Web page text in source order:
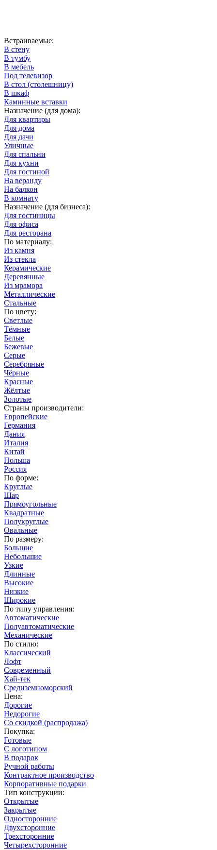
Встраиваемые:
В стену
В тумбу
В мебель
Под телевизор
В стол (столешницу)
В шкаф
Каминные вставки
Назначение (для дома):
Для квартиры
Для дома
Для дачи
Уличные
Для спальни
Для кухни
Для гостиной
На веранду
На балкон
В комнату
Назначение (для бизнеса):
Для гостиницы
Для офиса
Для ресторана
По материалу:
Из камня
Из стекла
Керамические
Деревянные
Из мрамора
Металлические
Стальные
По цвету:
Светлые
Тёмные
Белые
Бежевые
Серые
Серебряные
Чёрные
Красные
Жёлтые
Золотые
Страны производители:
Европейские
Германия
Дания
Италия
Китай
Польша
Россия
По форме:
Круглые
Шар
Прямоугольные
Квадратные
Полукруглые
Овальные
По размеру:
Большие
Небольшие
Узкие
Длинные
Высокие
Низкие
Широкие
По типу управления:
Автоматические
Полуавтоматические
Механические
По стилю:
Классический
Лофт
Современный
Хай-тек
Средиземноморский
Цена:
Дорогие
Недорогие
Со скидкой (распродажа)
Покупка:
Готовые
С логотипом
В подарок
Ручной работы
Контрактное производство
Корпоративные подарки
Тип конструкции:
Открытые
Закрытые
Односторонние
Двухсторонние
Трехсторонние
Четырехсторонние